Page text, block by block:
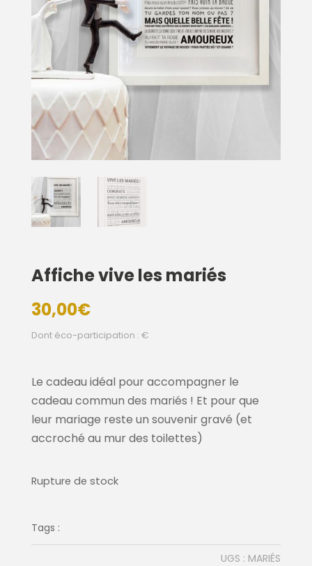
Affiche vive les mariés
30,00€
Dont éco-participation : €
Le cadeau idéal pour accompagner le
cadeau commun des mariés ! Et pour que
leur mariage reste un souvenir gravé (et
accroché au mur des toilettes)
Rupture de stock
Tags :
UGS : MARIÉS